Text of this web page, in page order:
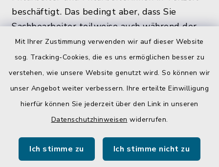
Mit Ihrer Zustimmung verwenden wir auf dieser Website
sog. Tracking-Cookies, die es uns ermöglichen besser zu
verstehen, wie unsere Website genutzt wird. So können wir
unser Angebot weiter verbessern. Ihre erteilte Einwilligung
hierfür können Sie jederzeit über den Link in unseren
Datenschutzhinweisen widerrufen.
Ich stimme zu Ich stimme nicht zu
beschäftigt. Das bedingt aber, dass Sie
Sachbearbeiter teilweise auch während der
üblichen Bürozeiten und zu den
Öffnungszeiten, nicht im Rathaus antreffen.
Quicklinks
Landratsamt Mühldorf a. Inn